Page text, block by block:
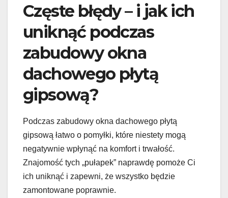
Częste błędy – i jak ich
uniknąć podczas
zabudowy okna
dachowego płytą
gipsową?
Podczas zabudowy okna dachowego płytą
gipsową łatwo o pomyłki, które niestety mogą
negatywnie wpłynąć na komfort i trwałość.
Znajomość tych „pułapek” naprawdę pomoże Ci
ich uniknąć i zapewni, że wszystko będzie
zamontowane poprawnie.